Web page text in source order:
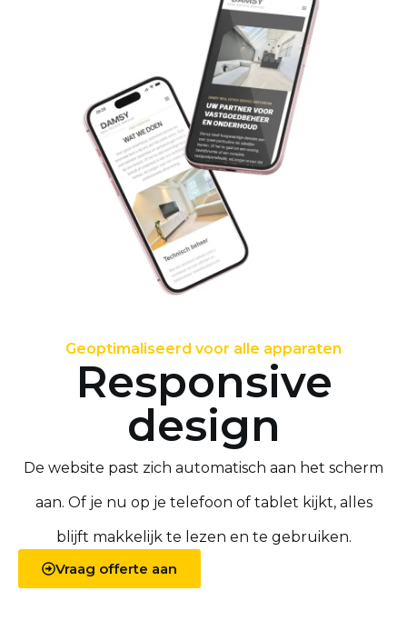
Geoptimaliseerd voor alle apparaten
Responsive
design
De website past zich automatisch aan het scherm
aan. Of je nu op je telefoon of tablet kijkt, alles
blijft makkelijk te lezen en te gebruiken.
Vraag offerte aan